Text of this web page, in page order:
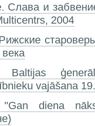
Слава и
2004
Baltijas
vajāšana
"Gan diena